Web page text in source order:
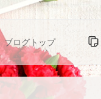
ブログトップ